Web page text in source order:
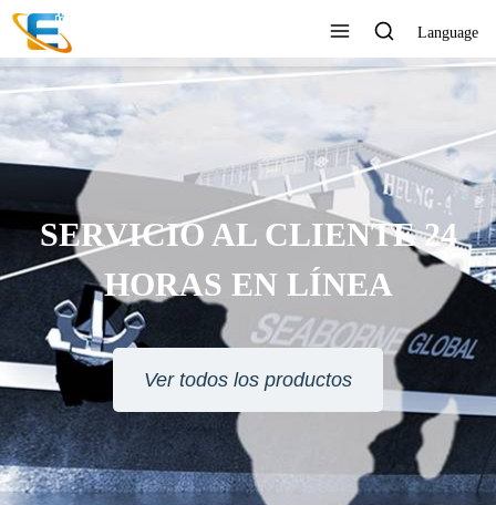
Language
SERVICIO AL CLIENTE 24
HORAS EN LÍNEA
Ver todos los productos